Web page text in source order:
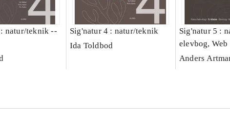
natur/teknik --
Sig'natur 4 : natur/teknik
Ida Toldbod
Sig'natur 5 :
elevbog, Web
Anders